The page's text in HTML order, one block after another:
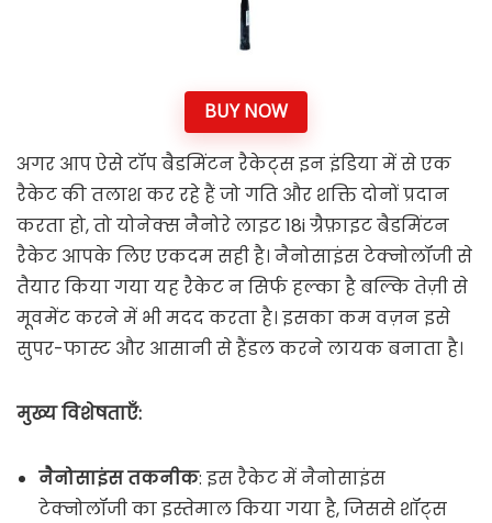
BUY NOW
अगर आप ऐसे टॉप बैडमिंटन रैकेट्स इन इंडिया में से एक
रैकेट की तलाश कर रहे हैं जो गति और शक्ति दोनों प्रदान
करता हो, तो योनेक्स नैनोरे लाइट 18i ग्रैफ़ाइट बैडमिंटन
रैकेट आपके लिए एकदम सही है। नैनोसाइंस टेक्नोलॉजी से
तैयार किया गया यह रैकेट न सिर्फ हल्का है बल्कि तेज़ी से
मूवमेंट करने में भी मदद करता है। इसका कम वज़न इसे
सुपर-फास्ट और आसानी से हैंडल करने लायक बनाता है।
मुख्य विशेषताएँ:
नैनोसाइंस तकनीक: इस रैकेट में नैनोसाइंस
टेक्नोलॉजी का इस्तेमाल किया गया है, जिससे शॉट्स